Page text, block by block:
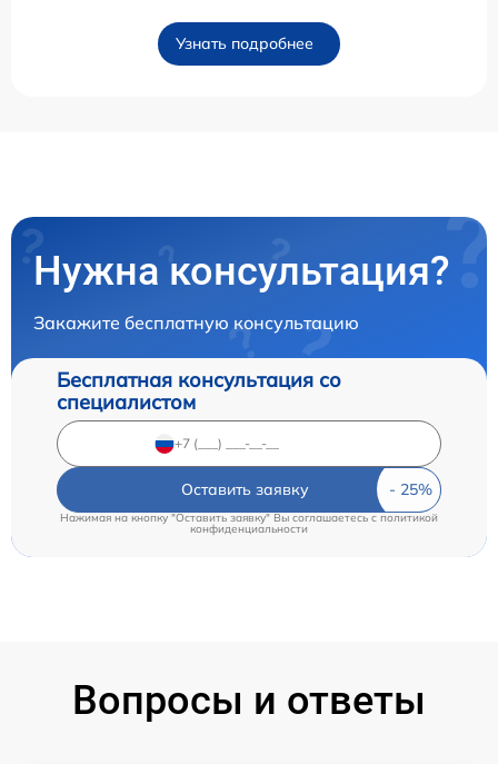
Узнать подробнее
Нужна консультация?
Закажите бесплатную консультацию
Бесплатная консультация со
специалистом
Оставить заявку
Нажимая на кнопку "Оставить заявку" Вы соглашаетесь cполитикой
конфиденциальности
Вопросы и ответы